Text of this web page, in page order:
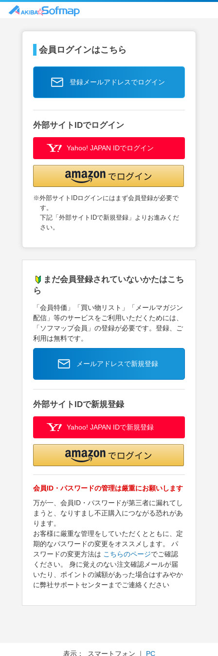
会員ログインはこちら
登録メールアドレスでログイン
外部サイトIDでログイン
Yahoo! JAPAN IDでログイン
※外部サイトIDログインにはまず会員登録が必要で
す。
下記「外部サイトIDで新規登録」よりお進みくだ
さい。
まだ会員登録されていないかたはこち
ら
「会員特価」「買い物リスト」「メールマガジン
配信」等のサービスをご利用いただくためには、
「ソフマップ会員」の登録が必要です。登録、ご
利用は無料です。
メールアドレスで新規登録
外部サイトIDで新規登録
Yahoo! JAPAN IDで新規登録
会員ID・パスワードの管理は厳重にお願いします
万が一、会員ID・パスワードが第三者に漏れてし
まうと、なりすまし不正購入につながる恐れがあ
ります。
お客様に厳重な管理をしていただくとともに、定
期的なパスワードの変更をオススメします。 パ
スワードの変更方法は こちらのページでご確認
ください。 身に覚えのない注文確認メールが届
いたり、ポイントの減額があった場合はすみやか
に弊社サポートセンターまでご連絡ください
表示： スマートフォン ｜ PC